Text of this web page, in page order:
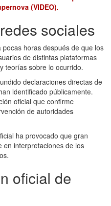
(VIDEO).
sociales
horas después de que los
de distintas plataformas
teorías sobre lo ocurrido.
declaraciones directas de
identificado públicamente.
oficial que confirme
de autoridades
ha provocado que gran
en interpretaciones de los
oficial de